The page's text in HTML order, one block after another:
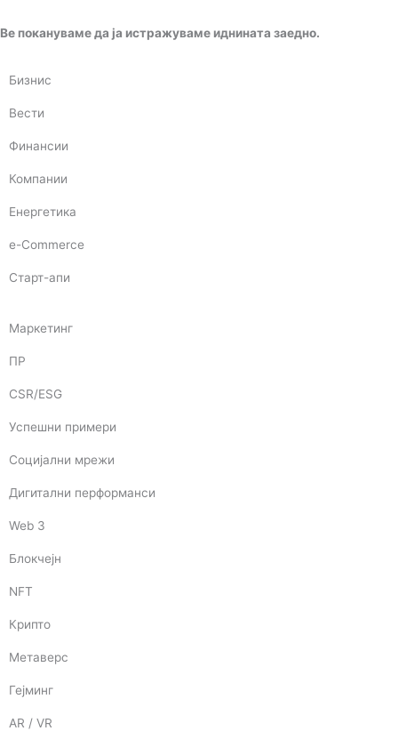
Ве покануваме да ја истражуваме иднината заедно.
Бизнис
Вести
Финансии
Компании
Енергетика
e-Commerce
Старт-апи
Маркетинг
ПР
CSR/ESG
Успешни примери
Социјални мрежи
Дигитални перформанси
Web 3
Блокчејн
NFT
Крипто
Метаверс
Гејминг
AR / VR